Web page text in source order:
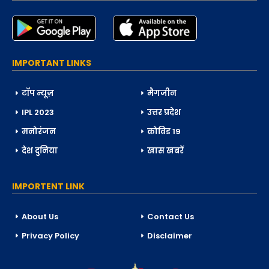
IMPORTANT LINKS
टॉप न्यूज़
मैगजीन
IPL 2023
उत्तर प्रदेश
मनोरंजन
कोविड 19
देश दुनिया
खास खबरें
IMPORTENT LINK
About Us
Contact Us
Privacy Policy
Disclaimer